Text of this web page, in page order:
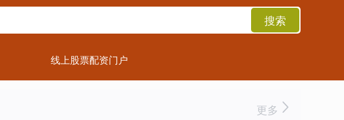
搜索
线上股票配资门户
更多